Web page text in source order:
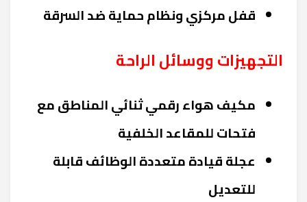
قفل مركزي ونظام حماية ضد السرقة
التجهيزات ووسائل الراحة
مكيف هواء رقمي ثنائي المناطق مع
فتحات للمقاعد الخلفية
عجلة قيادة متعددة الوظائف قابلة
للتعديل